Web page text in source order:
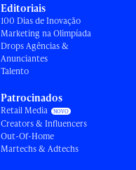
Editoriais
100 Dias de Inovação
Marketing na Olimpíada
Drops Agências &
Anunciantes
Talento
Patrocinados
Retail Media
Creators & Influencers
Out-Of-Home
Martechs & Adtechs